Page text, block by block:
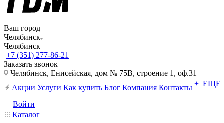
Ваш город
Челябинск
Челябинск
+7 (351) 277-86-21
Заказать звонок
Челябинск, Енисейская, дом № 75В, строение 1, оф.31
Акции Услуги Как купить Блог Компания Контакты + ЕЩЕ
Войти
Каталог